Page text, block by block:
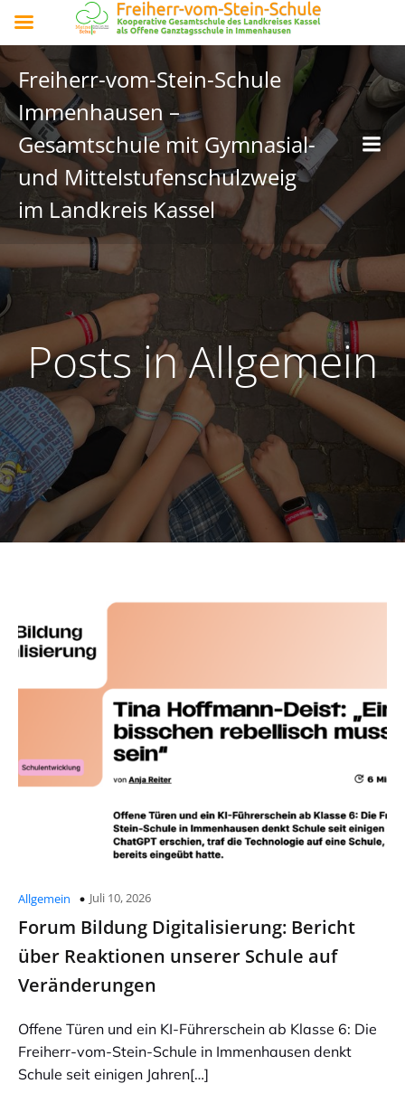
Freiherr-vom-Stein-Schule
Immenhausen –
Gesamtschule mit Gymnasial-
und Mittelstufenschulzweig
im Landkreis Kassel
Posts in Allgemein
Allgemein Juli 10, 2026
Forum Bildung Digitalisierung: Bericht
über Reaktionen unserer Schule auf
Veränderungen
Offene Türen und ein KI-Führerschein ab Klasse 6: Die
Freiherr-vom-Stein-Schule in Immenhausen denkt
Schule seit einigen Jahren[…]